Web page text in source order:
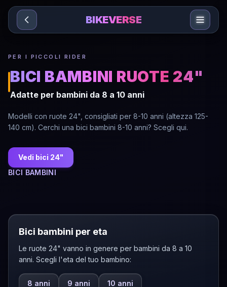
Sari la conținut
BIKEVERSE
PER I PICCOLI RIDER
BICI BAMBINI RUOTE 24"
Adatte per bambini da 8 a 10 anni
Modelli con ruote 24", consigliati per 8-10 anni (altezza 125-
140 cm). Cerchi una bici bambini 8-10 anni? Scegli qui.
Vedi bici 24"
BICI BAMBINI
Bici bambini per eta
Le ruote 24" vanno in genere per bambini da 8 a 10
anni. Scegli l'eta del tuo bambino:
8 anni 9 anni 10 anni